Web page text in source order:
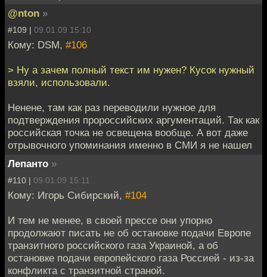
@nton »
#109 | 09.01.09 15:10
Кому: DSM, #106
> Ну а зачем полный текст им нужен? Кусок нужный
взяли, использовали.
Ненене, там как раз переводили нужное для
подтверждения пророссийских аргументаций. Так как
российская точка не освещена вообще. А вот даже
отрывочного упоминания именно в СМИ я не нашел
Лепанто »
#110 | 09.01.09 15:11
Кому: Игорь Сибирский, #104
И тем не менее, в своей прессе они упорно
продолжают писать не об остановке подачи Европе
транзитного российского газа Украиной, а об
остановке подачи европейского газа Россией - из-за
конфликта с транзитной страной.